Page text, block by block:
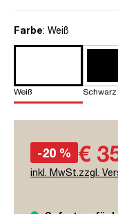
Farbeauswählen
: Weiß
Weiß Schwarz
-20 % €
inkl. MwSt.zzgl.